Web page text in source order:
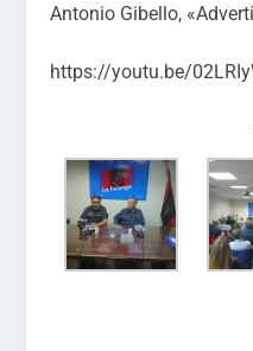
Antonio Gibello,
https://youtu.be/